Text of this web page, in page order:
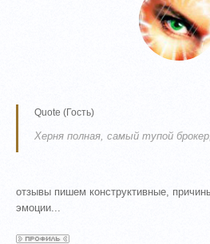
Quote (Гость)
Херня полная, самый тупой
отзывы пишем конструктивные,
эмоции...